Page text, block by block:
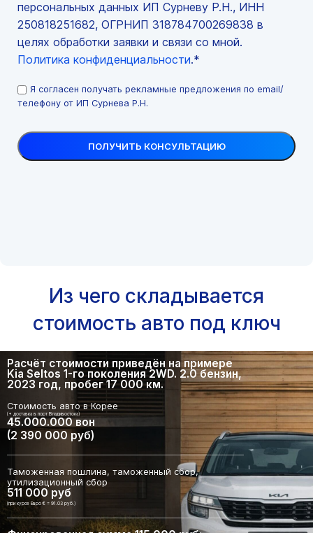
персональных данных ИП Сурневу Р.Н., ИНН
250818251682, ОГРНИП 318784700269838 в
целях обработки заявки и связи со мной.
Политика конфиденциальности.*
Я согласен получать рекламные предложения по email/
телефону от ИП Сурнева Р.Н.
Из чего складывается
стоимость авто под ключ
Расчёт стоимости приведён на примере
Kia Seltos 1-го поколения 2WD. 2.0 бензин,
2023 год, пробег 17 000 км.
Стоимость авто в Корее
(+ доставка в порт Владивостока)
45.000.000 вон
(2 390 000 руб)
Таможенная пошлина, таможенный сбор,
утилизационный сбор
511 000 руб
(при курсе Евро € = 91.03 руб.)